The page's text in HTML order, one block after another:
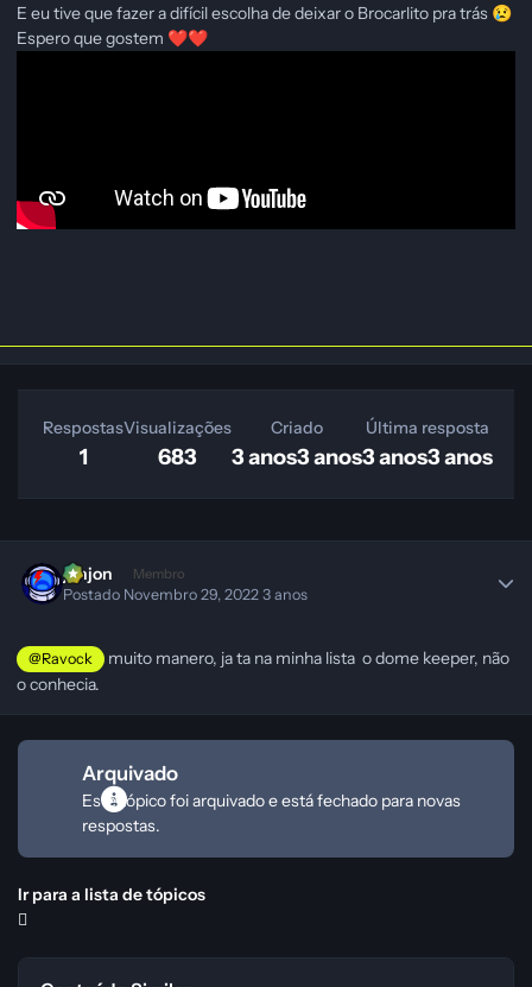
E eu tive que fazer a difícil escolha de deixar o Brocarlito pra trás 😢
Espero que gostem ❤️❤️
Respostas
1
Visualizações
683
Criado
3 anos3 anos
Última resposta
3 anos3 anos
jonjon Membro
Postado Novembro 29, 20223 anos
@Ravock
muito manero, ja ta na minha lista o dome keeper, não
o conhecia.
Arquivado
Este tópico foi arquivado e está fechado para novas
respostas.
Ir para a lista de tópicos